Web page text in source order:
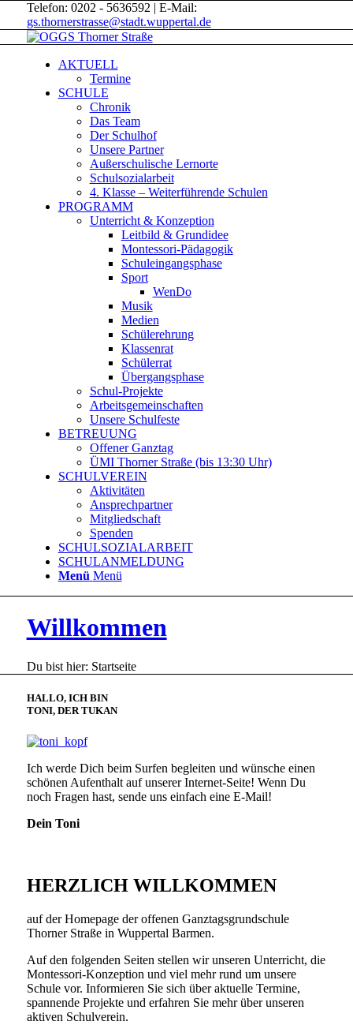
Telefon: 0202 - 5636592 | E-Mail:
gs.thornerstrasse@stadt.wuppertal.de
AKTUELL
Termine
SCHULE
Chronik
Das Team
Der Schulhof
Unsere Partner
Außerschulische Lernorte
Schulsozialarbeit
4. Klasse – Weiterführende Schulen
PROGRAMM
Unterricht & Konzeption
Leitbild & Grundidee
Montessori-Pädagogik
Schuleingangsphase
Sport
WenDo
Musik
Medien
Schülerehrung
Klassenrat
Schülerrat
Übergangsphase
Schul-Projekte
Arbeitsgemeinschaften
Unsere Schulfeste
BETREUUNG
Offener Ganztag
ÜMI Thorner Straße (bis 13:30 Uhr)
SCHULVEREIN
Aktivitäten
Ansprechpartner
Mitgliedschaft
Spenden
SCHULSOZIALARBEIT
SCHULANMELDUNG
Menü Menü
Willkommen
Du bist hier: Startseite
HALLO, ICH BIN
TONI, DER TUKAN
Ich werde Dich beim Surfen begleiten und wünsche einen
schönen Aufenthalt auf unserer Internet-Seite! Wenn Du
noch Fragen hast, sende uns einfach eine E-Mail!
Dein Toni
HERZLICH WILLKOMMEN
auf der Homepage der offenen Ganztagsgrundschule
Thorner Straße in Wuppertal Barmen.
Auf den folgenden Seiten stellen wir unseren Unterricht, die
Montessori-Konzeption und viel mehr rund um unsere
Schule vor. Informieren Sie sich über aktuelle Termine,
spannende Projekte und erfahren Sie mehr über unseren
aktiven Schulverein.